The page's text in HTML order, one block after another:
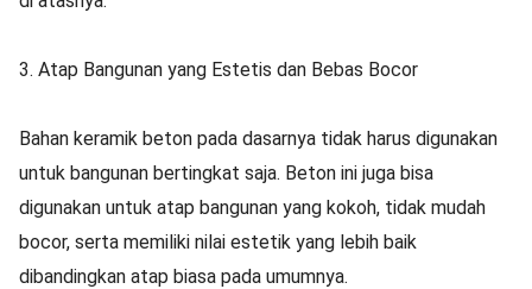
3. Atap Bangunan yang Estetis dan Bebas Bocor
Bahan keramik beton pada dasarnya tidak harus digunakan
untuk bangunan bertingkat saja. Beton ini juga bisa
digunakan untuk atap bangunan yang kokoh, tidak mudah
bocor, serta memiliki nilai estetik yang lebih baik
dibandingkan atap biasa pada umumnya.